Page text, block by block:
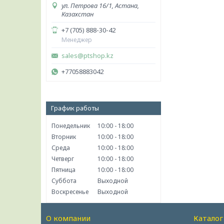
ул. Петрова 16/1, Астана,
Казахстан
+7 (705) 888-30-42
Менеджер
sales@ptshop.kz
+77058883042
График работы
Понедельник 10:00
18:00
Вторник
10:00
18:00
Среда
10:00
18:00
Четверг
10:00
18:00
Пятница
10:00
18:00
Суббота
Выходной
Воскресенье
Выходной
О компании